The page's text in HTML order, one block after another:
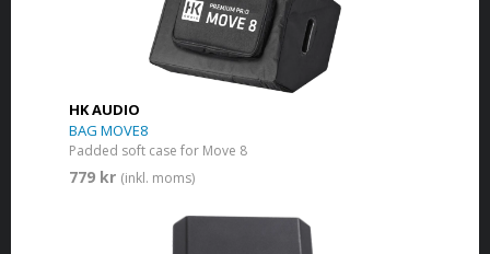
HK AUDIO
BAG MOVE8
Padded soft case for Move 8
779 kr (inkl. moms)